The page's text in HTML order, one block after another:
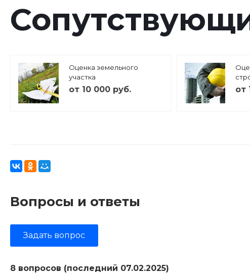
Оценка земельного
участка
от 10 000 руб. от
Вопросы и ответы
Задать вопрос
8 вопросов (последний 07.02.2025)